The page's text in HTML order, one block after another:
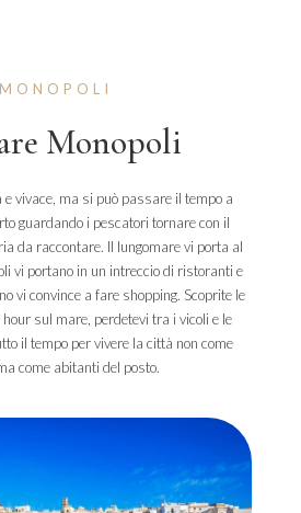
MONOPOLI
Monopoli
e vivace, ma si può passare il tempo a
guardando i pescatori tornare con il
da raccontare. Il lungomare vi porta al
vi portano in un intreccio di ristoranti e
vi convince a fare shopping. Scoprite le
sul mare, perdetevi tra i vicoli e le
il tempo per vivere la città non come
come abitanti del posto.